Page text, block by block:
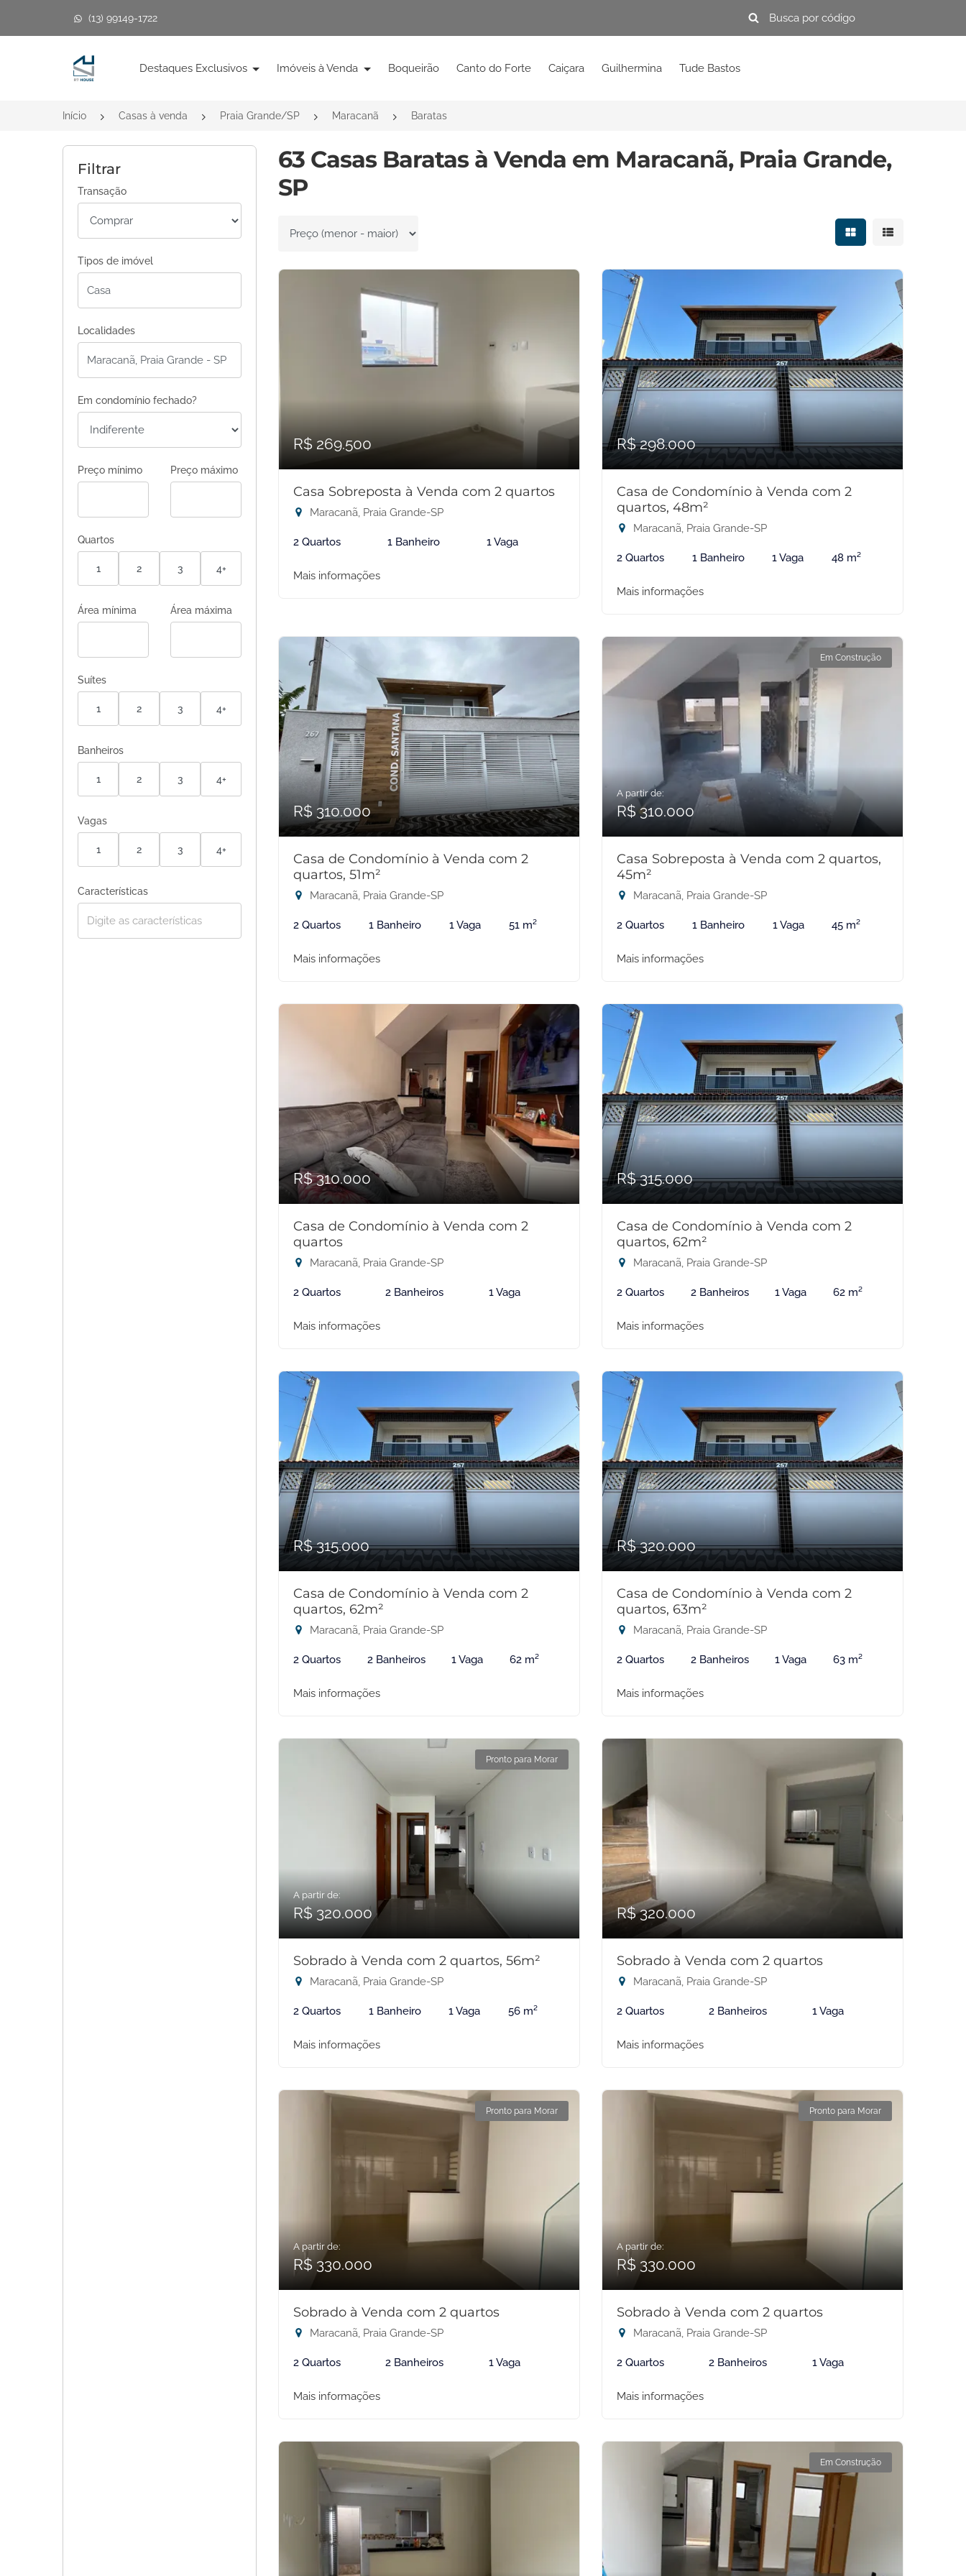
(13) 99149-1722
Página inicial
Destaques Exclusivos Imóveis à Venda Boqueirão Canto do Forte Caiçara Guilhermina Tude Bastos
Início Casas à venda Praia Grande/SP Maracanã Baratas
Filtrar
Transação
Tipos de imóvel
Localidades
Em condomínio fechado?
Preço mínimo Preço máximo
Quartos
1 2 3 4+
Área mínima Área máxima
Suítes
1 2 3 4+
Banheiros
1 2 3 4+
Vagas
1 2 3 4+
Características
63 Casas Baratas à Venda em Maracanã, Praia Grande,
SP
Ordenar por Mostrar resultados
Mostrar
R$ 269.500
Casa Sobreposta à Venda com 2 quartos
Maracanã, Praia Grande-SP
2 Quartos 1 Banheiro 1 Vaga
Mais informações
R$ 298.000
Casa de Condomínio à Venda com 2
quartos, 48m²
Maracanã, Praia Grande-SP
2 Quartos 1 Banheiro 1 Vaga 48 m²
Mais informações
R$ 310.000
Casa de Condomínio à Venda com 2
quartos, 51m²
Maracanã, Praia Grande-SP
2 Quartos 1 Banheiro 1 Vaga 51 m²
Mais informações
Em Construção
A partir de:
R$ 310.000
Casa Sobreposta à Venda com 2 quartos,
45m²
Maracanã, Praia Grande-SP
2 Quartos 1 Banheiro 1 Vaga 45 m²
Mais informações
R$ 310.000
Casa de Condomínio à Venda com 2
quartos
Maracanã, Praia Grande-SP
2 Quartos 2 Banheiros 1 Vaga
Mais informações
R$ 315.000
Casa de Condomínio à Venda com 2
quartos, 62m²
Maracanã, Praia Grande-SP
2 Quartos 2 Banheiros 1 Vaga 62 m²
Mais informações
R$ 315.000
Casa de Condomínio à Venda com 2
quartos, 62m²
Maracanã, Praia Grande-SP
2 Quartos 2 Banheiros 1 Vaga 62 m²
Mais informações
R$ 320.000
Casa de Condomínio à Venda com 2
quartos, 63m²
Maracanã, Praia Grande-SP
2 Quartos 2 Banheiros 1 Vaga 63 m²
Mais informações
Pronto para Morar
A partir de:
R$ 320.000
Sobrado à Venda com 2 quartos, 56m²
Maracanã, Praia Grande-SP
2 Quartos 1 Banheiro 1 Vaga 56 m²
Mais informações
R$ 320.000
Sobrado à Venda com 2 quartos
Maracanã, Praia Grande-SP
2 Quartos 2 Banheiros 1 Vaga
Mais informações
Pronto para Morar
A partir de:
R$ 330.000
Sobrado à Venda com 2 quartos
Maracanã, Praia Grande-SP
2 Quartos 2 Banheiros 1 Vaga
Mais informações
Pronto para Morar
A partir de:
R$ 330.000
Sobrado à Venda com 2 quartos
Maracanã, Praia Grande-SP
2 Quartos 2 Banheiros 1 Vaga
Mais informações
Em Construção